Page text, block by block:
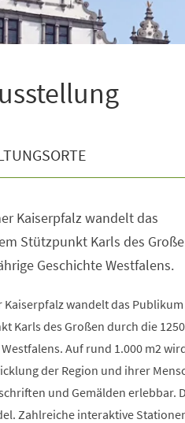
Kaiserpfalz wandelt das
Stützpunkt Karls des
Geschichte Westfalens.
Kaiserpfalz wandelt das Publikum
Karls des Großen durch die
Auf rund 1.000 m2
der Region und ihrer
und Gemälden erlebbar.
Zahlreiche interaktive